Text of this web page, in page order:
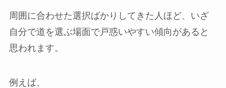
周囲に合わせた選択ばかりしてきた人ほど、いざ
自分で道を選ぶ場面で戸惑いやすい傾向があると
思われます。
例えば、